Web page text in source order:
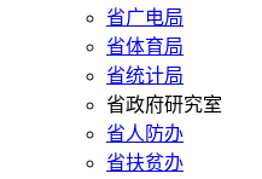
省广电局
省体育局
省统计局
省政府研究室
省人防办
省扶贫办